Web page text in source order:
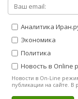
Аналитика
Экономика
Политика
Новость в Online
Новости в On-Line
публикации на сайте. В